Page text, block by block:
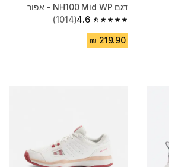
דגם NH100 Mid WP - אפור
4.6
4.6 out of 5 stars from 1014 reviews
(1014)